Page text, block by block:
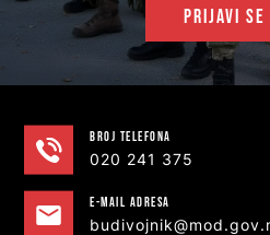
PRIJAVI SE
Broj telefona
020 241 375
e-MAIL ADRESA